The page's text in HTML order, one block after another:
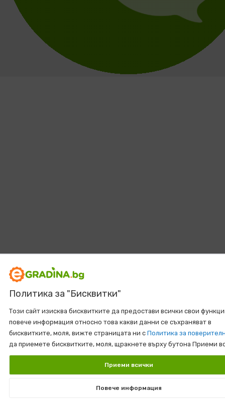
Политика за "Бисквитки"
Този сайт изисква бисквитките да предостави всички свои
повече информация относно това какви данни се съхраняват в
бисквитките, моля, вижте страницата ни с Политика за
да приемете бисквитките, моля, щракнете върху бутона Приеми
Приеми всички
Повече информация